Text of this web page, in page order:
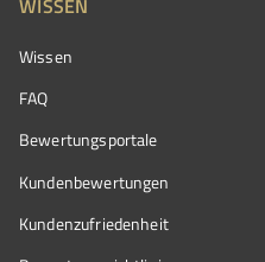
Wissen
FAQ
Bewertungsportale
Kundenbewertungen
Kundenzufriedenheit